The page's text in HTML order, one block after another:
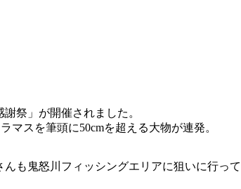
祭」が開催されました。
マスを筆頭に50cmを超える大物が連発。
も鬼怒川フィッシングエリアに狙いに行って